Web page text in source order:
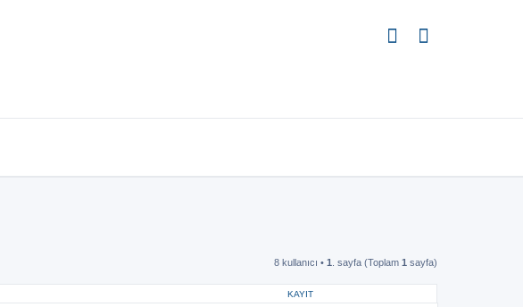
8 kullanıcı • 1 . sayfa (Toplam 1 sayfa)
KAYIT